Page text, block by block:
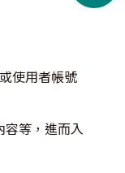
使用者帳號
等，進而入